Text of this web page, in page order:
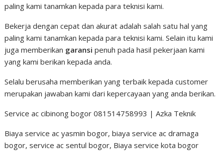
paling kami tanamkan kepada para teknisi kami.
Bekerja dengan cepat dan akurat adalah salah satu hal yang
paling kami tanamkan kepada para teknisi kami. Selain itu kami
juga memberikan garansi penuh pada hasil pekerjaan kami
yang kami berikan kepada anda.
Selalu berusaha memberikan yang terbaik kepada customer
merupakan jawaban kami dari kepercayaan yang anda berikan.
Service ac cibinong bogor 081514758993 | Azka Teknik
Biaya service ac yasmin bogor, biaya service ac dramaga
bogor, service ac sentul bogor, Biaya service kota bogor